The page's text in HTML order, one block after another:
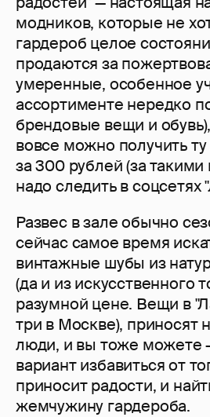
модников, которые не
гардероб целое
продаются за
умеренные, особенное
ассортименте нередко
брендовые вещи и
вовсе можно получить
за 300 рублей (за
надо следить в соцсетях
Развес в зале обычно
сейчас самое время
винтажные шубы из
(да и из искусственного
разумной цене. Вещи в
три в Москве), приносят
люди, и вы тоже можете
вариант избавиться от
приносит радости, и
жемчужину гардероба.